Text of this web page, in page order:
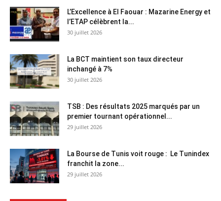
L’Excellence à El Faouar : Mazarine Energy et
l’ETAP célèbrent la...
30 juillet 2026
La BCT maintient son taux directeur
inchangé à 7%
30 juillet 2026
TSB : Des résultats 2025 marqués par un
premier tournant opérationnel...
29 juillet 2026
La Bourse de Tunis voit rouge : Le Tunindex
franchit la zone...
29 juillet 2026